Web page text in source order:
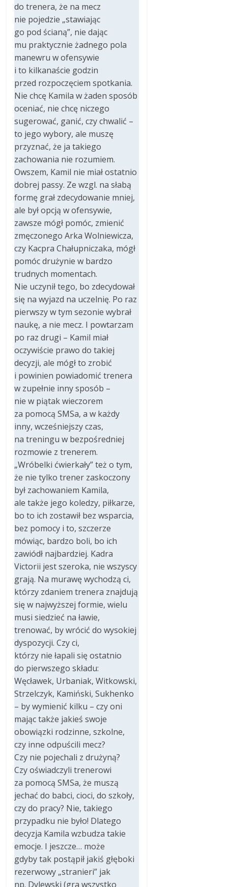
do trenera, że na mecz
nie pojedzie „stawiając
go pod ścianą”, nie dając
mu praktycznie żadnego pola
manewru w ofensywie
i to kilkanaście godzin
przed rozpoczęciem spotkania.
Nie chcę Kamila w żaden sposób
oceniać, nie chcę niczego
sugerować, ganić, czy chwalić –
to jego wybory, ale muszę
przyznać, że ja takiego
zachowania nie rozumiem.
Owszem, Kamil nie miał ostatnio
dobrej passy. Ze wzgl. na słabą
formę grał zdecydowanie mniej,
ale był opcją w ofensywie,
zawsze mógł pomóc, zmienić
zmęczonego Arka Wolniewicza,
czy Kacpra Chałupniczaka, mógł
pomóc drużynie w bardzo
trudnych momentach.
Nie uczynił tego, bo zdecydował
się na wyjazd na uczelnię. Po raz
pierwszy w tym sezonie wybrał
naukę, a nie mecz. I powtarzam
po raz drugi – Kamil miał
oczywiście prawo do takiej
decyzji, ale mógł to zrobić
i powinien powiadomić trenera
w zupełnie inny sposób –
nie w piątak wieczorem
za pomocą SMSa, a w każdy
inny, wcześniejszy czas,
na treningu w bezpośredniej
rozmowie z trenerem.
„Wróbelki ćwierkały” też o tym,
że nie tylko trener zaskoczony
był zachowaniem Kamila,
ale także jego koledzy, piłkarze,
bo to ich zostawił bez wsparcia,
bez pomocy i to, szczerze
mówiąc, bardzo boli, bo ich
zawiódł najbardziej. Kadra
Victorii jest szeroka, nie wszyscy
grają. Na murawę wychodzą ci,
którzy zdaniem trenera znajdują
się w najwyższej formie, wielu
musi siedzieć na ławie,
trenować, by wrócić do wysokiej
dyspozycji. Czy ci,
którzy nie łapali się ostatnio
do pierwszego składu:
Węcławek, Urbaniak, Witkowski,
Strzelczyk, Kamiński, Sukhenko
– by wymienić kilku – czy oni
mając także jakieś swoje
obowiązki rodzinne, szkolne,
czy inne odpuścili mecz?
Czy nie pojechali z drużyną?
Czy oświadczyli trenerowi
za pomocą SMSa, że muszą
jechać do babci, cioci, do szkoły,
czy do pracy? Nie, takiego
przypadku nie było! Dlatego
decyzja Kamila wzbudza takie
emocje. I jeszcze… może
gdyby tak postąpił jakiś głęboki
rezerwowy „stranieri” jak
np. Dylewski (gra wszystko